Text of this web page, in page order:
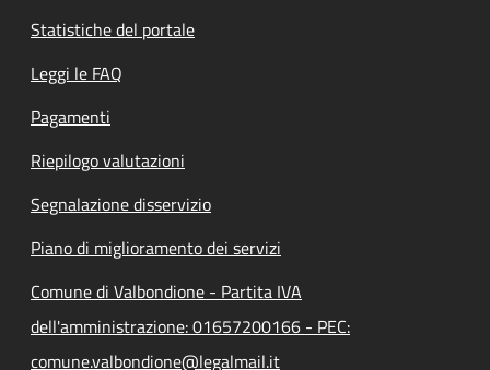
Statistiche del portale
Leggi le FAQ
Pagamenti
Riepilogo valutazioni
Segnalazione disservizio
Piano di miglioramento dei servizi
Comune di Valbondione - Partita IVA
dell'amministrazione: 01657200166 - PEC:
comune.valbondione@legalmail.it